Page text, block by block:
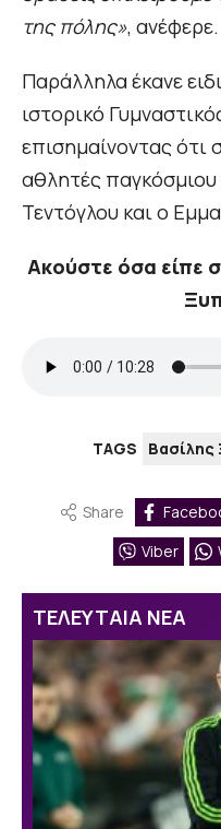
της πόλης», ανέφερε.
Παράλληλα έκανε
ιστορικό
επισημαίνοντας ότι
αθλητές
Τεντόγλου και ο
Ακούστε όσα είπε
TAGS Βασίλης
Share
Viber
ΤΕΛΕΥΤΑΙΑ ΝΕΑ